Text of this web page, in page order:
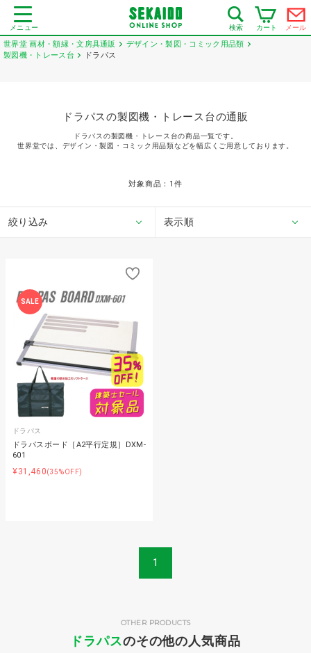
メニュー 検索 カート メール
世界堂 画材・額縁・文房具通販
デザイン・製図・コミック用品類
製図機・トレース台
ドラパス
ドラパスの製図機・トレース台の通販
ドラパスの製図機・トレース台の商品一覧です。
世界堂では、デザイン・製図・コミック用品類などを幅広くご用意しております。
対象商品： 1 件
絞り込み 表示順
SALE
ドラパス
ドラパスボード［A2平行定規］DXM-
601
¥31,460(35%OFF)
1
ドラパスのその他の人気商品
OTHER PRODUCTS